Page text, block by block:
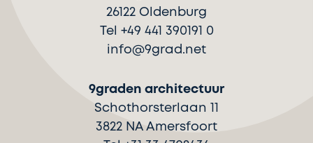
26122 Oldenburg
Tel +49 441 390191 0
info@9grad.net
9graden architectuur
Schothorsterlaan 11
3822 NA Amersfoort